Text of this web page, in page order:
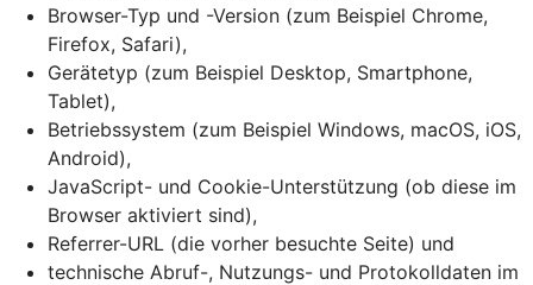
Browser-Typ und -Version (zum Beispiel Chrome,
Firefox, Safari),
Gerätetyp (zum Beispiel Desktop, Smartphone,
Tablet),
Betriebssystem (zum Beispiel Windows, macOS, iOS,
Android),
JavaScript- und Cookie-Unterstützung (ob diese im
Browser aktiviert sind),
Referrer-URL (die vorher besuchte Seite) und
technische Abruf-, Nutzungs- und Protokolldaten im